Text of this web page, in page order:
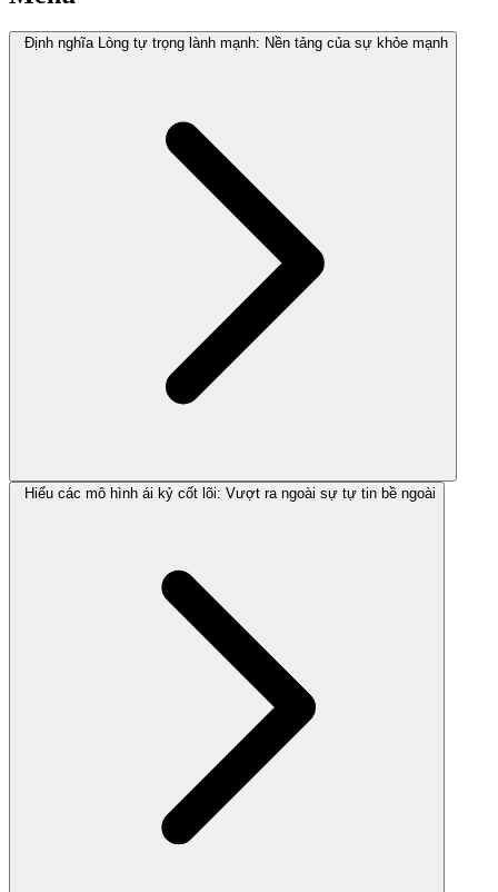
Định nghĩa Lòng tự trọng lành mạnh: Nền tảng của sự khỏe mạnh
Hiểu các mô hình ái kỷ cốt lõi: Vượt ra ngoài sự tự tin bề ngoài